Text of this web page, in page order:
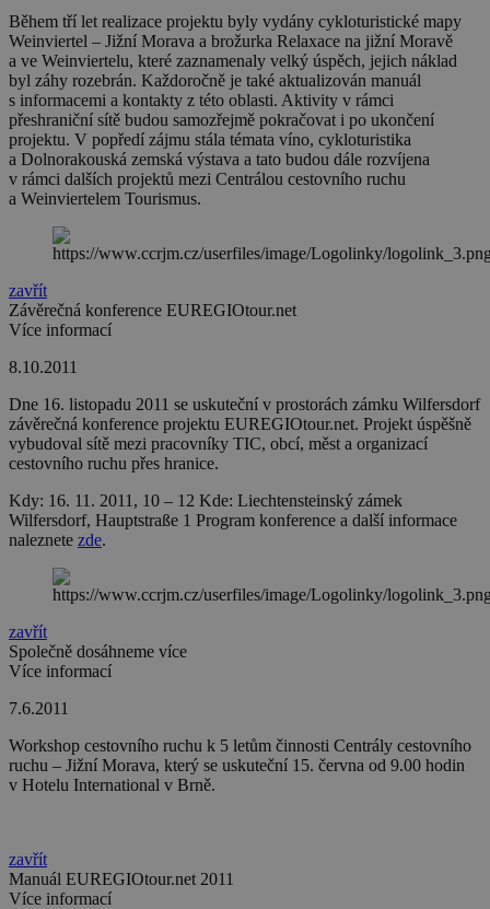
Během tří let realizace projektu byly vydány cykloturistické mapy
Weinviertel – Jižní Morava a brožurka Relaxace na jižní Moravě
a ve Weinviertelu, které zaznamenaly velký úspěch, jejich náklad
byl záhy rozebrán. Každoročně je také aktualizován manuál
s informacemi a kontakty z této oblasti. Aktivity v rámci
přeshraniční sítě budou samozřejmě pokračovat i po ukončení
projektu. V popředí zájmu stála témata víno, cykloturistika
a Dolnorakouská zemská výstava a tato budou dále rozvíjena
v rámci dalších projektů mezi Centrálou cestovního ruchu
a Weinviertelem Tourismus.
zavřít
Závěrečná konference EUREGIOtour.net
Více informací
8.10.2011
Dne 16. listopadu 2011 se uskuteční v prostorách zámku Wilfersdorf
závěrečná konference projektu EUREGIOtour.net. Projekt úspěšně
vybudoval sítě mezi pracovníky TIC, obcí, měst a organizací
cestovního ruchu přes hranice.
Kdy: 16. 11. 2011, 10 – 12 Kde: Liechtensteinský zámek
Wilfersdorf, Hauptstraße 1 Program konference a další informace
naleznete zde.
zavřít
Společně dosáhneme více
Více informací
7.6.2011
Workshop cestovního ruchu k 5 letům činnosti Centrály cestovního
ruchu – Jižní Morava, který se uskuteční 15. června od 9.00 hodin
v Hotelu International v Brně.
zavřít
Manuál EUREGIOtour.net 2011
Více informací